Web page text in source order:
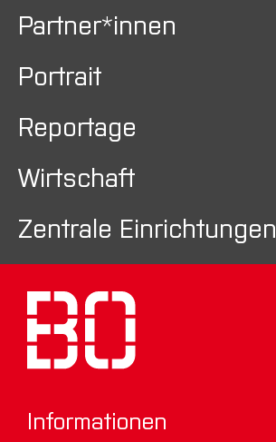
Partner*innen
Portrait
Reportage
Wirtschaft
Zentrale Einrichtungen
Informationen